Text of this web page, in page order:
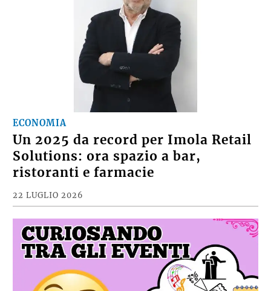
ECONOMIA
Un 2025 da record per Imola Retail
Solutions: ora spazio a bar,
ristoranti e farmacie
22 LUGLIO 2026